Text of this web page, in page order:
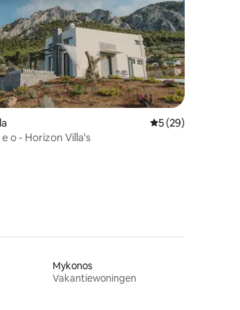
van 4,93 op 5, 46 recensies
Gemiddelde
5 (29)
e o - Horizon Villa's
Mykonos
Vakantiewoningen